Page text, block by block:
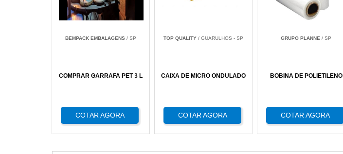
BEMPACK EMBALAGENS/ SP
COMPRAR GARRAFA PET 3 L
COTAR AGORA
TOP QUALITY/ GUARULHOS - SP
CAIXA DE MICRO ONDULADO
COTAR AGORA
GRUPO PLANNE / SP
BOBINA DE POLIETILENO
COTAR AGORA